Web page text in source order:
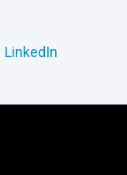
LinkedIn